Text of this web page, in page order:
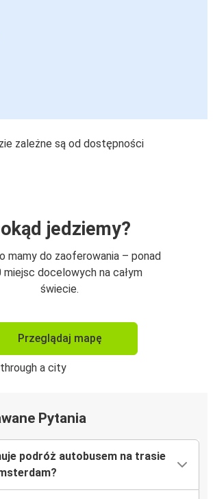
zależne są od dostępności
jedziemy?
mamy do zaoferowania – ponad
miejsc docelowych na całym
świecie.
Przeglądaj mapę
Pytania
podróż autobusem na trasie